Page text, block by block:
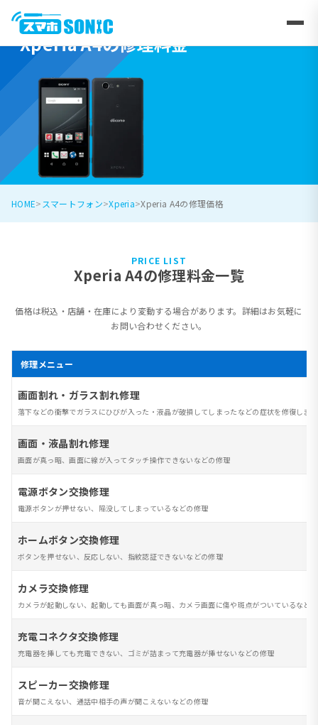
Xperia A4の修理料金
HOME スマートフォン Xperia Xperia A4の修理価格
PRICE LIST
Xperia A4の修理料金一覧
価格は税込・店舗・在庫により変動する場合があります。詳細はお気軽に
お問い合わせください。
修理メニュー
画面割れ・ガラス割れ修理
落下などの衝撃でガラスにひびが入った・液晶が破損してしまったなどの症状を修復しま
画面・液晶割れ修理
画面が真っ暗、画面に線が入ってタッチ操作できないなどの修理
電源ボタン交換修理
電源ボタンが押せない、陥没してしまっているなどの修理
ホームボタン交換修理
ボタンを押せない、反応しない、指紋認証できないなどの修理
カメラ交換修理
カメラが起動しない、起動しても画面が真っ暗、カメラ画面に傷や斑点がついているなど
充電コネクタ交換修理
充電器を挿しても充電できない、ゴミが詰まって充電器が挿せないなどの修理
スピーカー交換修理
音が聞こえない、通話中相手の声が聞こえないなどの修理